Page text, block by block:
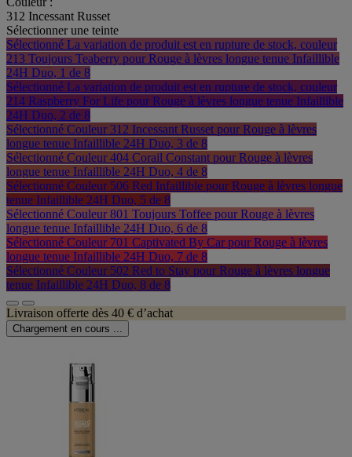
312 Incessant Russet
Sélectionner une teinte
Sélectionné La variation de produit est en rupture de stock, couleur
213 Toujours Teaberry pour Rouge à lèvres longue tenue Infaillible
24H Duo, 1 de 8
Sélectionné La variation de produit est en rupture de stock, couleur
214 Raspberry For Life pour Rouge à lèvres longue tenue Infaillible
24H Duo, 2 de 8
Sélectionné Couleur 312 Incessant Russet pour Rouge à lèvres
longue tenue Infaillible 24H Duo, 3 de 8
Sélectionné Couleur 404 Corail Constant pour Rouge à lèvres
longue tenue Infaillible 24H Duo, 4 de 8
Sélectionné Couleur 506 Red Infaillible pour Rouge à lèvres longue
tenue Infaillible 24H Duo, 5 de 8
Sélectionné Couleur 801 Toujours Toffee pour Rouge à lèvres
longue tenue Infaillible 24H Duo, 6 de 8
Sélectionné Couleur 701 Captivated By Car pour Rouge à lèvres
longue tenue Infaillible 24H Duo, 7 de 8
Sélectionné Couleur 502 Red to Stay pour Rouge à lèvres longue
tenue Infaillible 24H Duo, 8 de 8
Livraison offerte dès 40 € d’achat
Chargement en cours ...